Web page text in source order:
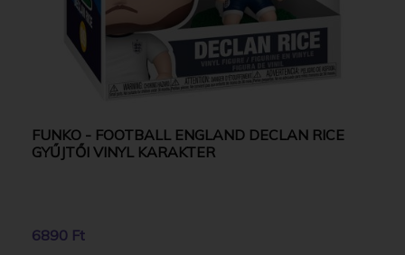
FUNKO - FOOTBALL ENGLAND DECLAN RICE
GYŰJTŐI VINYL KARAKTER
6890 Ft